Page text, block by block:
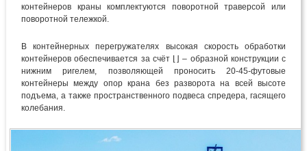
контейнеров краны комплектуются поворотной траверсой или
поворотной тележкой.
В контейнерных перегружателях высокая скорость обработки
контейнеров обеспечивается за счёт ⌊⌋ – образной конструкции с
нижним ригелем, позволяющей проносить 20-45-футовые
контейнеры между опор крана без разворота на всей высоте
подъема, а также пространственного подвеса спредера, гасящего
колебания.